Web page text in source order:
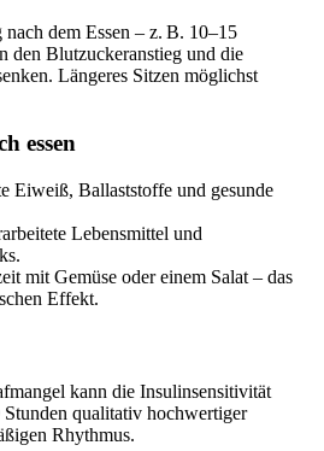
dem Essen – z. B. 10–15
den Blutzuckeranstieg und die
Längeres Sitzen möglichst
essen
Eiweiß, Ballaststoffe und gesunde
Lebensmittel und
mit Gemüse oder einem Salat – das
Effekt.
kann die Insulinsensitivität
qualitativ hochwertiger
Rhythmus.